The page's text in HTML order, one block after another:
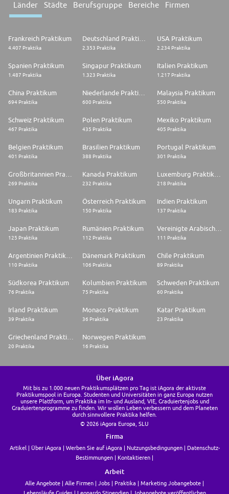
Länder Städte Berufsgruppe Bereiche Firmen
Frankreich Praktikum
4.407 Praktika 2.353 Praktika
USA Praktikum
2.234 Praktika
Spanien Praktikum
1.487 Praktika
Singapur Praktikum
1.323 Praktika
Italien Praktikum
1.217 Praktika
China Praktikum
694 Praktika 600 Praktika
Malaysia Praktikum
550 Praktika
Schweiz Praktikum
467 Praktika
Polen Praktikum
435 Praktika
Mexiko Praktikum
405 Praktika
Belgien Praktikum
401 Praktika
Brasilien Praktikum
388 Praktika
Portugal Praktikum
301 Praktika
269 Praktika
Kanada Praktikum
232 Praktika 218 Praktika
Ungarn Praktikum
183 Praktika
Österreich Praktikum
150 Praktika
Indien Praktikum
137 Praktika
Japan Praktikum
125 Praktika
Rumänien Praktikum
112 Praktika
Vereinigte Arabische Emirate Praktikum
111 Praktika
110 Praktika
Dänemark Praktikum
106 Praktika
Chile Praktikum
89 Praktika
Südkorea Praktikum
76 Praktika
Kolumbien Praktikum
75 Praktika
Schweden Praktikum
60 Praktika
Irland Praktikum
39 Praktika
Monaco Praktikum
36 Praktika
Katar Praktikum
23 Praktika
20 Praktika
Norwegen Praktikum
16 Praktika
Über iAgora
Mit bis zu 1.000 neuen Praktikumsplätzen pro Tag ist iAgora der aktivste
Praktikumspool in Europa. Studenten und Universitäten in ganz Europa nutzen
unsere Plattform, um Praktika im In- und Ausland, VIE, Graduiertenjobs und
Graduiertenprogramme zu finden. Wir wollen Leben verbessern und dem Planeten
durch sinnvollere Praktika helfen.
© 2026 iAgora Europa, SLU
Firma
Artikel Über iAgora Werben Sie auf iAgora Nutzungsbedingungen
Datenschutz-
Bestimmungen
Kontaktieren
Arbeit
Alle Angebote Alle Firmen Jobs Praktika
Marketing Jobangebote